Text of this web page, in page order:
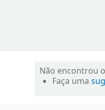
Não encontrou
Faça uma